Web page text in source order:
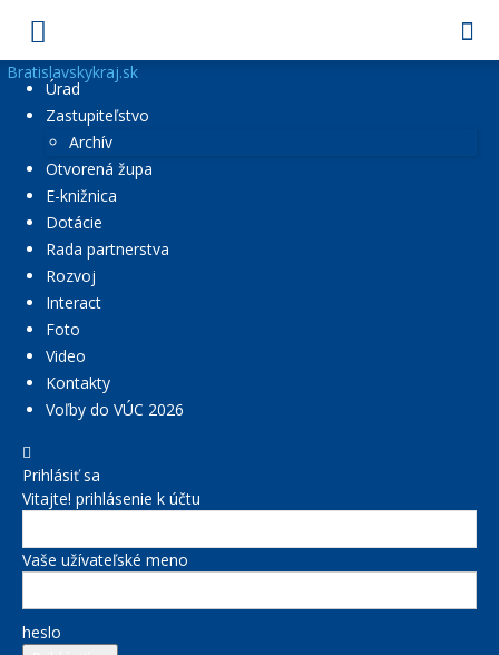
Bratislavskykraj.sk
Úrad
Zastupiteľstvo
Archív
Otvorená župa
E-knižnica
Dotácie
Rada partnerstva
Rozvoj
Interact
Foto
Video
Kontakty
Voľby do VÚC 2026
Prihlásiť sa
Vitajte! prihlásenie k účtu
Vaše užívateľské meno
heslo